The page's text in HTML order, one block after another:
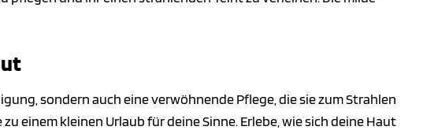
sondern auch eine verwöhnende Pflege, die sie zum Strahlen
einem kleinen Urlaub für deine Sinne. Erlebe, wie sich deine Haut